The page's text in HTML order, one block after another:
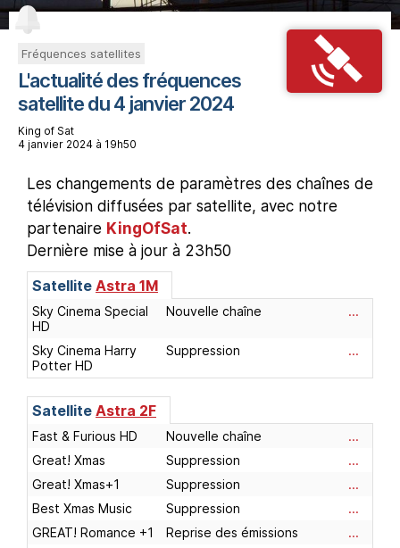
Fréquences satellites
L'actualité des fréquences
satellite du 4 janvier 2024
King of Sat
4 janvier 2024 à 19h50
Les changements de paramètres des chaînes de
télévision diffusées par satellite, avec notre
partenaire KingOfSat.
Dernière mise à jour à 23h50
Satellite Astra 1M
Sky Cinema Special
HD
Nouvelle chaîne ...
Sky Cinema Harry
Potter HD
Suppression ...
Satellite Astra 2F
Fast & Furious HD Nouvelle chaîne
...
Great! Xmas
Suppression
...
Great! Xmas+1
Suppression
...
Best Xmas Music
Suppression
...
GREAT! Romance +1
Reprise des émissions
...